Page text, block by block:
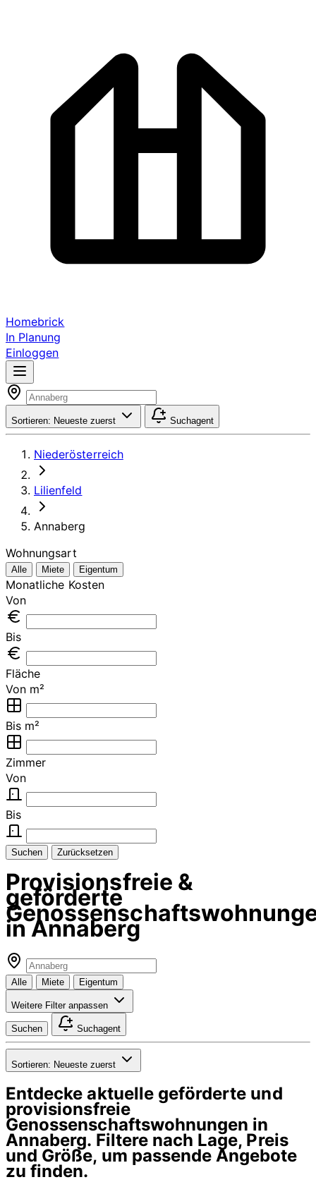
Homebrick
In Planung
Einloggen
Sortieren: Neueste zuerst Suchagent
Niederösterreich
Lilienfeld
Annaberg
Wohnungsart
Alle Miete Eigentum
Monatliche Kosten
Von
Bis
Fläche
Von m²
Bis m²
Zimmer
Von
Bis
Suchen Zurücksetzen
Provisionsfreie &
geförderte
in Annaberg
Alle Miete Eigentum
Weitere Filter anpassen
Suchen Suchagent
Sortieren: Neueste zuerst
Entdecke aktuelle geförderte und
provisionsfreie
Genossenschaftswohnungen in
Annaberg. Filtere nach Lage, Preis
und Größe, um passende Angebote
zu finden.